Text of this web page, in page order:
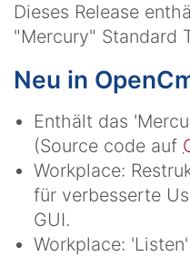
Dieses Release
"Mercury" Standard
Neu in
Enthält das
(Source code auf
Workplace:
für verbesserte
GUI.
Workplace: